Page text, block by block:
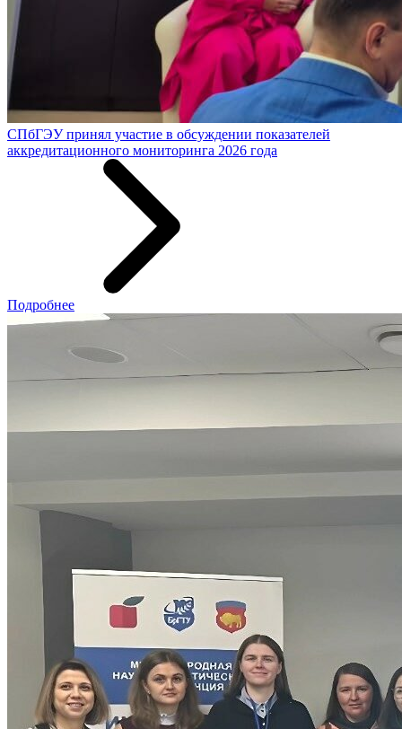
СПбГЭУ принял участие в обсуждении показателей
аккредитационного мониторинга 2026 года
Подробнее